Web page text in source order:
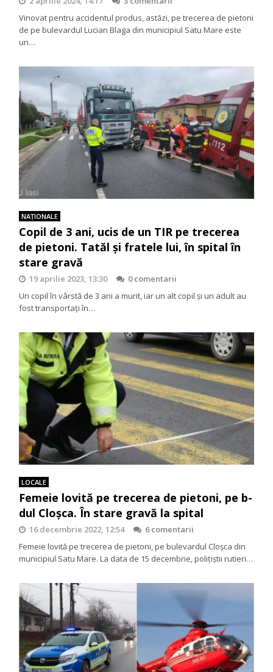
Vinovat pentru accidentul produs, astăzi, pe trecerea de pietoni
de pe bulevardul Lucian Blaga din municipiul Satu Mare este
un…
NAŢIONALE
Copil de 3 ani, ucis de un TIR pe trecerea
de pietoni. Tatăl și fratele lui, în spital în
stare gravă
19 aprilie 2023, 13:30
0 comentarii
Un copil în vârstă de 3 ani a murit, iar un alt copil şi un adult au
fost transportaţi în…
LOCALE
Femeie lovită pe trecerea de pietoni, pe b-
dul Cloșca. În stare gravă la spital
16 decembrie 2022, 12:54
6 comentarii
Femeie lovită pe trecerea de pietoni, pe bulevardul Cloșca din
municipiul Satu Mare. La data de 15 decembrie, polițiștii rutieri…